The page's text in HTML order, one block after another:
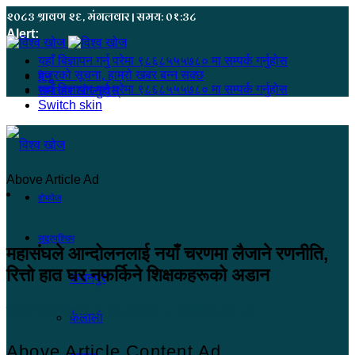
२०८३ श्रावण २६, मंगलवार | समय: ०१:३८
Alert:
यहाँ बिज्ञापन गर्नु परेमा ९८६८५५५७८० मा सम्पर्क गर्नुहोस
हजुरको सूचना, हाम्रो खबर बन्न सक्छ
यहाँ बिज्ञापन गर्नु परेमा ९८६८५५५७८० मा सम्पर्क गर्नुहोस
मेनू
समाचार खोज्नुहोस्
Switch skin
होमपेज
सुदूरपश्चिम
कंचनपुर
कैलाली
Above Article Ad
महासंघले आन्दोलनलाई नयाँ चरणमा लैजाने रणनीति,
रित्तो हात घर नफर्किने शिक्षकहरूको अडान
खोज सम्वाददाता२०८२ बैशाख ८, सोमबार ०३:५०